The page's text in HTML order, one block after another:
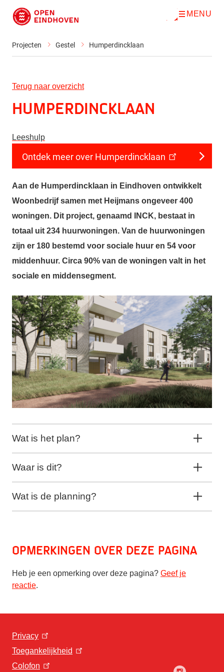
Direct naar de inhoud
O
MENU
Projecten Gestel Humperdincklaan
Terug naar overzicht
Humperdincklaan
Leeshulp
Ontdek meer over Humperdincklaan
Aan de Humperdincklaan in Eindhoven ontwikkelt
Woonbedrijf samen met Heijmans ongeveer 400
woningen. Dit project, genaamd INCK, bestaat in
totaal uit 234 huurwoningen. Van de huurwoningen
zijn er 180 bestemd voor sociale huur en 54 voor
middenhuur. Circa 90% van de woningen valt in het
sociale en middensegment.
Wat is het plan?
Waar is dit?
Wat is de planning?
Opmerkingen over deze pagina
Heb je een opmerking over deze pagina? Geef je
reactie.
Privacy
Toegankelijkheid
Colofon